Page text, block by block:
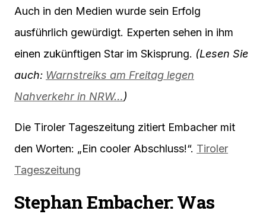
Auch in den Medien wurde sein Erfolg
ausführlich gewürdigt. Experten sehen in ihm
einen zukünftigen Star im Skisprung. (Lesen Sie
auch: Warnstreiks am Freitag legen
Nahverkehr in NRW…)
Die Tiroler Tageszeitung zitiert Embacher mit
den Worten: „Ein cooler Abschluss!“. Tiroler
Tageszeitung
Stephan Embacher: Was